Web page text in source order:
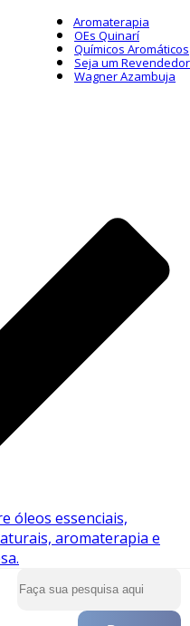
Aromaterapia
OEs Quinarí
Químicos Aromáticos
Seja um Revendedor
Wagner Azambuja